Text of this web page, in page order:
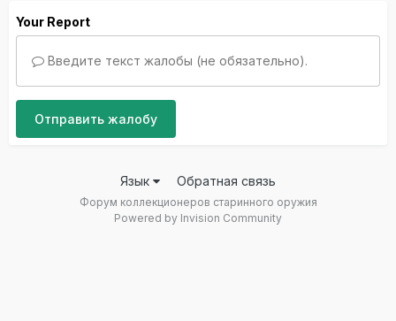
Your Report
Введите текст жалобы (не обязательно).
Отправить жалобу
Язык Обратная связь
Форум коллекционеров старинного оружия
Powered by Invision Community